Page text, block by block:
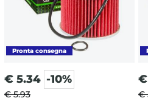
€ 5.34 -10%
€ 5.93
€
€